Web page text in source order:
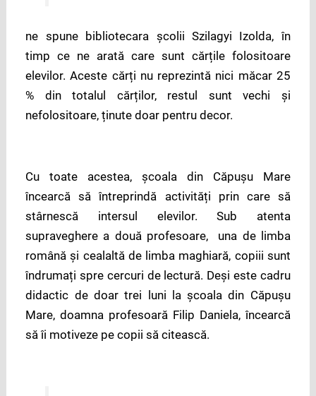
ne spune bibliotecara școlii Szilagyi Izolda, în
timp ce ne arată care sunt cărțile folositoare
elevilor. Aceste cărți nu reprezintă nici măcar 25
% din totalul cărților, restul sunt vechi și
nefolositoare, ținute doar pentru decor.
Cu toate acestea, școala din Căpușu Mare
încearcă să întreprindă activități prin care să
stârnescă intersul elevilor. Sub atenta
supraveghere a două profesoare, una de limba
română și cealaltă de limba maghiară, copiii sunt
îndrumați spre cercuri de lectură. Deși este cadru
didactic de doar trei luni la școala din Căpușu
Mare, doamna profesoară Filip Daniela, încearcă
să îi motiveze pe copii să citească.